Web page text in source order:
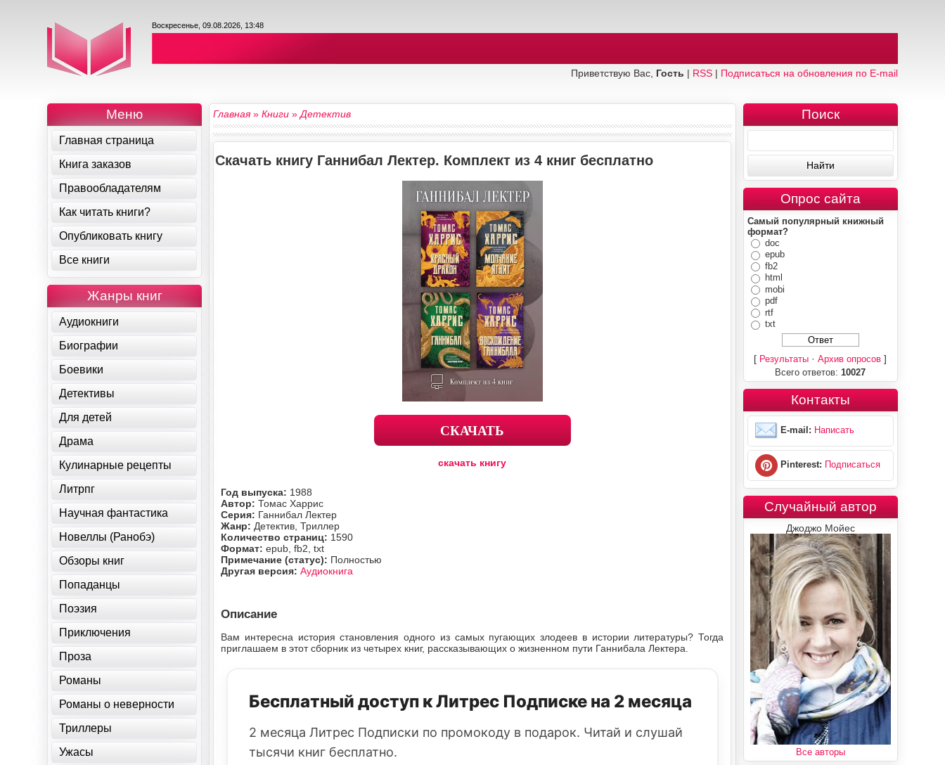
Воскресенье, 09.08.2026, 13:48
Приветствую Вас, Гость | RSS| Подписаться на обновления по E-mail
Главная»Книги »Детектив
Скачать книгу Ганнибал Лектер. Комплект из 4 книг бесплатно
СКАЧАТЬ
скачать книгу
Год выпуска: 1988
Автор:Томас Харрис
Серия: Ганнибал Лектер
Жанр: Детектив, Триллер
Количество страниц: 1590
Формат:epub, fb2, txt
Примечание (статус): Полностью
Другая версия:Аудиокнига
Описание
Вам интересна история становления одного из самых пугающих злодеев в истории литературы? Тогда
приглашаем в этот сборник из четырех книг, рассказывающих о жизненном пути Ганнибала Лектера.
Бесплатный доступ к Литрес Подписке на 2 месяца
2 месяца Литрес Подписки по промокоду в подарок. Читай и слушай
тысячи книг бесплатно.
Меню
Главная страница
Книга заказов
Правообладателям
Как читать книги?
Опубликовать книгу
Все книги
Жанры книг
Аудиокниги
Биографии
Боевики
Детективы
Для детей
Драма
Кулинарные рецепты
Литрпг
Научная фантастика
Новеллы (Ранобэ)
Обзоры книг
Попаданцы
Поэзия
Приключения
Проза
Романы
Романы о неверности
Триллеры
Ужасы
Поиск
Опрос сайта
Самый популярный книжный
формат?
doc
epub
fb2
html
mobi
pdf
rtf
txt
[ Результаты ·Архив опросов ]
Всего ответов: 10027
Контакты
E-mail: Написать
Pinterest: Подписаться
Случайный автор
Джоджо Мойес
Все авторы